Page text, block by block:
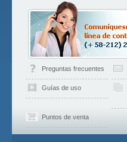
Preguntas frecuentes
Guías de uso
Puntos de venta